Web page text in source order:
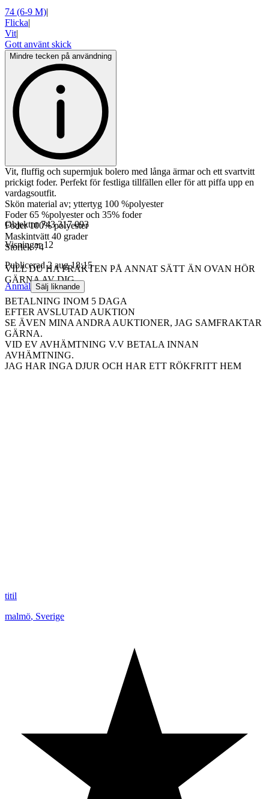
74 (6-9 M)|
Flicka|
Vit|
Gott använt skick
Mindre tecken på användning
Vit, fluffig och supermjuk bolero med långa ärmar och ett svartvitt
prickigt foder. Perfekt för festliga tillfällen eller för att piffa upp en
vardagsoutfit.
Skön material av; yttertyg 100 %polyester
Foder 65 %polyester och 35% foder
Foder 100% polyester
Maskintvätt 40 grader
Storlek 74
VILL DU HA FRAKTEN PÅ ANNAT SÄTT ÄN OVAN HÖR
GÄRNA AV DIG
BETALNING INOM 5 DAGA
EFTER AVSLUTAD AUKTION
SE ÄVEN MINA ANDRA AUKTIONER, JAG SAMFRAKTAR
GÄRNA.
VID EV AVHÄMTNING V.V BETALA INNAN
AVHÄMTNING.
JAG HAR INGA DJUR OCH HAR ETT RÖKFRITT HEM
Objektnr 743 317 093
Visningar 12
Publicerad 2 aug 18:15
Anmäl Sälj liknande
titil
malmö, Sverige